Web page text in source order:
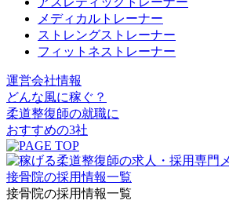
メディカルトレーナー
ストレングストレーナー
フィットネストレーナー
運営会社情報
どんな風に稼ぐ？
柔道整復師の就職に
おすすめの3社
接骨院の採用情報一覧
接骨院の採用情報一覧